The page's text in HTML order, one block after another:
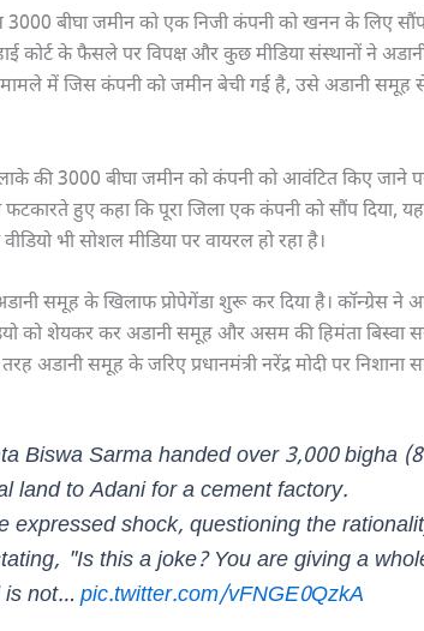
बीघा जमीन को एक निजी कंपनी को खनन के लिए
कोर्ट के फैसले पर विपक्ष और कुछ मीडिया संस्थानों ने
मामले में जिस कंपनी को जमीन बेची गई है, उसे अडानी
की 3000 बीघा जमीन को कंपनी को आवंटित किए जाने पर
फटकारते हुए कहा कि पूरा जिला एक कंपनी को सौंप दिया,
भी सोशल मीडिया पर वायरल हो रहा है।
समूह के खिलाफ प्रोपेगेंडा शुरू कर दिया है। कॉन्ग्रेस ने
को शेयकर कर अडानी समूह और असम की हिमंता बिस्वा
अडानी समूह के जरिए प्रधानमंत्री नरेंद्र मोदी पर निशाना
Biswa Sarma handed over 3,000 bigha
land to Adani for a cement factory.
expressed shock, questioning the
"Is this a joke? You are giving a
is not…pic.twitter.com/vFNGE0QzkA